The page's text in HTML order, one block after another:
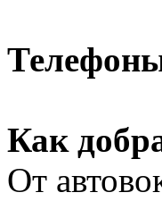
Как
От